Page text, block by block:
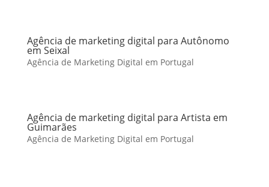
Agência de marketing digital para Autônomo
em Seixal
Agência de Marketing Digital em Portugal
Agência de marketing digital para Artista em
Guimarães
Agência de Marketing Digital em Portugal